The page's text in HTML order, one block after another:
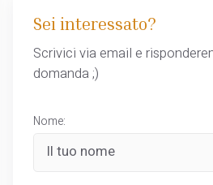
Sei interessato?
Scrivici via email e
domanda ;)
Nome: